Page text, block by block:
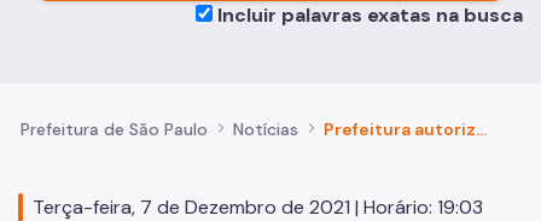
Incluir palavras exatas na busca
Prefeitura de São Paulo Notícias Prefeitura autoriza nomeação de 6 mil aprovados em concursos públicos
Terça-feira, 7 de Dezembro de 2021 | Horário: 19:03